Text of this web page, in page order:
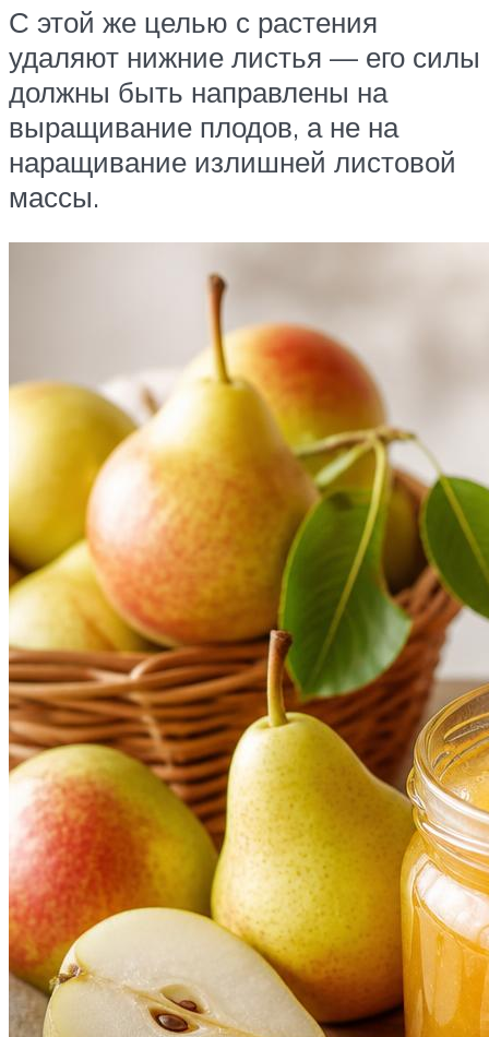
С этой же целью с растения
удаляют нижние листья — его силы
должны быть направлены на
выращивание плодов, а не на
наращивание излишней листовой
массы.